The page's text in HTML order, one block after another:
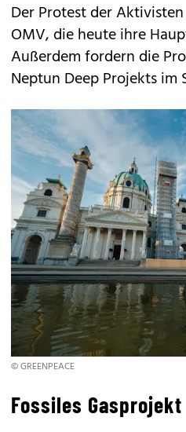
Der Protest der
OMV, die heute ihre
Außerdem fordern die
Neptun Deep Projekts im
© GREENPEACE
Fossiles Gasprojekt